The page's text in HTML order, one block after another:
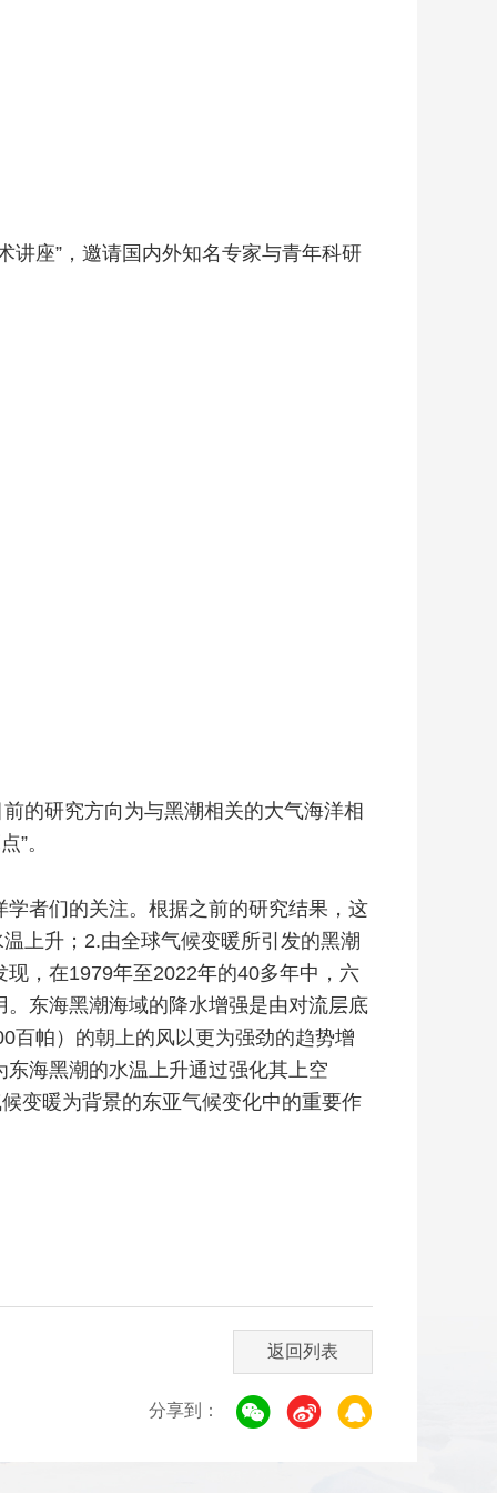
讲座”，邀请国内外知名专家与青年科研
的研究方向为与黑潮相关的大气海洋相
”。
者们的关注。根据之前的研究结果，这
上升；2.由全球气候变暖所引发的黑潮
，在1979年至2022年的40多年中，六
东海黑潮海域的降水增强是由对流层底
百帕）的朝上的风以更为强劲的趋势增
海黑潮的水温上升通过强化其上空
变暖为背景的东亚气候变化中的重要作
返回列表
分享到：